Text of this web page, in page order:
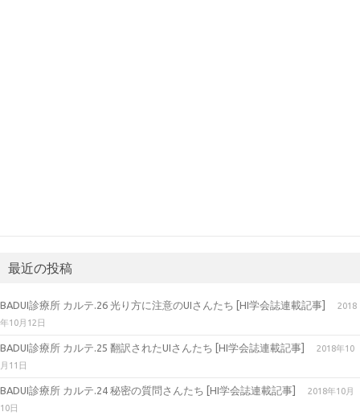
最近の投稿
BADUI診療所 カルテ.26 光り方に注意のUIさんたち [HI学会誌連載記事]
2018
年10月12日
BADUI診療所 カルテ.25 翻訳されたUIさんたち [HI学会誌連載記事]
2018年10
月11日
BADUI診療所 カルテ.24 秘密の質問さんたち [HI学会誌連載記事]
2018年10月
10日